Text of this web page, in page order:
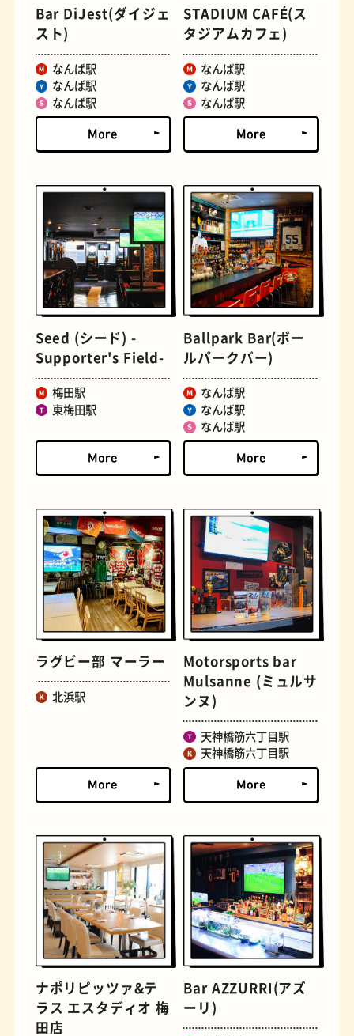
ジューススタンド たまごサンド
文房具 おにぎり
とうふ 床
おでん らせん階段
ロイヤルミルクティー せんべろ
Bar DiJest(ダイジェ
スト)
なんば駅
なんば駅
なんば駅
STADIUM CAFÉ(ス
タジアムカフェ)
なんば駅
なんば駅
なんば駅
Seed (シード) -
Supporter's Field-
梅田駅
東梅田駅
Ballpark Bar(ボー
ルパークバー)
なんば駅
なんば駅
なんば駅
ラグビー部 マーラー
北浜駅
Motorsports bar
Mulsanne (ミュルサ
ンヌ)
天神橋筋六丁目駅
天神橋筋六丁目駅
ナポリピッツァ&テ
ラス エスタディオ 梅
田店
Bar AZZURRI(アズ
ーリ)